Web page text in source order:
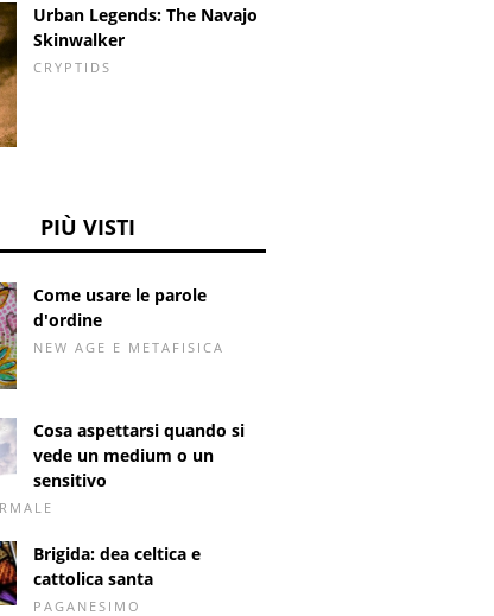
Urban Legends: The Navajo
Skinwalker
CRYPTIDS
PIÙ VISTI
Come usare le parole
d'ordine
NEW AGE E METAFISICA
Cosa aspettarsi quando si
vede un medium o un
sensitivo
Brigida: dea celtica e
cattolica santa
PAGANESIMO